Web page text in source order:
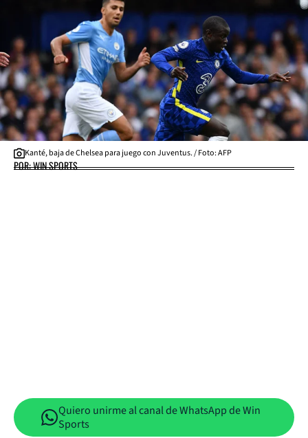
Kanté, baja de Chelsea para juego con Juventus. / Foto: AFP
POR: WIN SPORTS
Quiero unirme al canal de WhatsApp de Win
Sports